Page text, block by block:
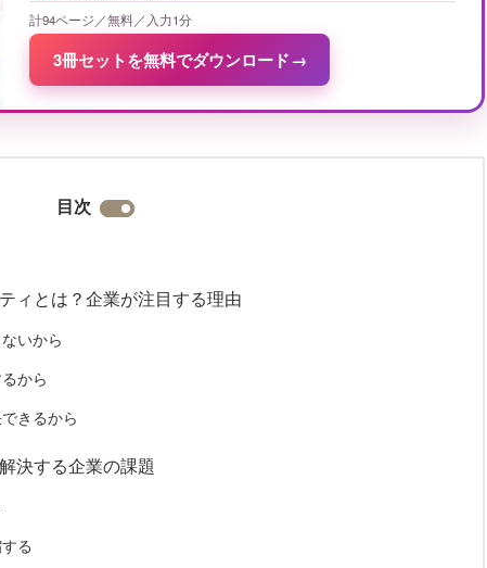
計94ページ／無料／入力1分
3冊セットを無料でダウンロード→
目次
ィとは？企業が注目する理由
いから
から
きるから
決する企業の課題
る